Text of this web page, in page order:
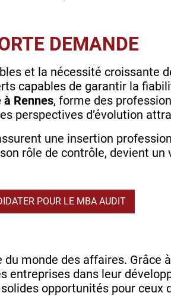
DEMANDE
et la nécessité croissante
capables de garantir la
Rennes, forme des
perspectives d’évolution
une insertion
rôle de contrôle, devient
POUR LE MBA AUDIT
monde des affaires. Grâce
entreprises dans leur
opportunités pour ceux